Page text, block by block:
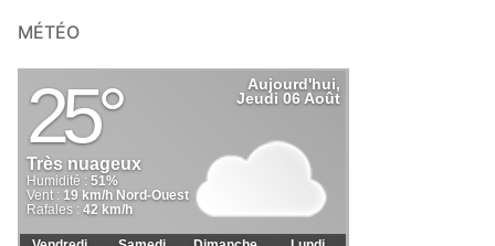
MÉTÉO